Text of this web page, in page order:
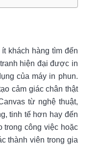
khách hàng tìm đến
hiện đại được in
của máy in phun.
cảm giác chân thật
từ nghệ thuật,
tinh tế hơn hay đến
trong công việc hoặc
thành viên trong gia